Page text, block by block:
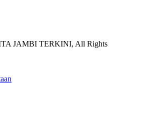
JAMBI TERKINI, All Rights